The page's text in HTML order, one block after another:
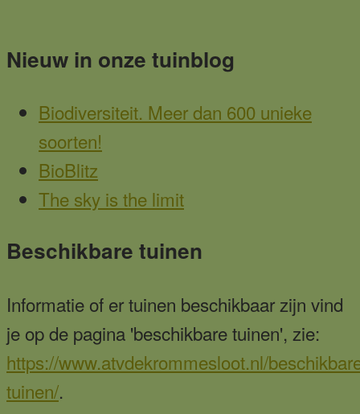
Nieuw in onze tuinblog
Biodiversiteit. Meer dan 600 unieke
soorten!
BioBlitz
The sky is the limit
Beschikbare tuinen
Informatie of er tuinen beschikbaar zijn vind
je op de pagina 'beschikbare tuinen', zie:
https://www.atvdekrommesloot.nl/
tuinen/.